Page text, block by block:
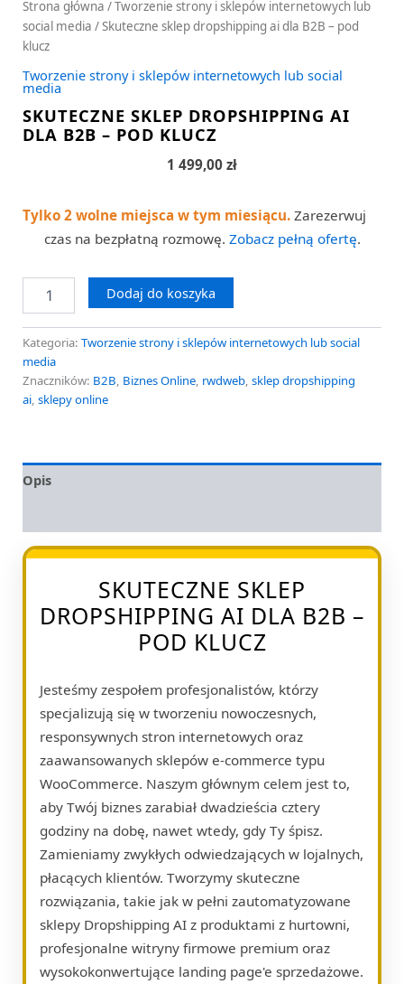
Strona główna /Tworzenie strony i sklepów internetowych lub
social media / Skuteczne sklep dropshipping ai dla B2B – pod
klucz
Tworzenie strony i sklepów internetowych lub social
media
SKUTECZNE SKLEP DROPSHIPPING AI
DLA B2B – POD KLUCZ
1 499,00 zł
Tylko 2 wolne miejsca w tym miesiącu. Zarezerwuj
czas na bezpłatną rozmowę. Zobacz pełną ofertę.
Dodaj do koszyka
Kategoria: Tworzenie strony i sklepów internetowych lub social
media
Znaczników: B2B, Biznes Online, rwdweb, sklep dropshipping
ai, sklepy online
Opis
SKUTECZNE SKLEP
DROPSHIPPING AI DLA B2B –
POD KLUCZ
Jesteśmy zespołem profesjonalistów, którzy
specjalizują się w tworzeniu nowoczesnych,
responsywnych stron internetowych oraz
zaawansowanych sklepów e-commerce typu
WooCommerce. Naszym głównym celem jest to,
aby Twój biznes zarabiał dwadzieścia cztery
godziny na dobę, nawet wtedy, gdy Ty śpisz.
Zamieniamy zwykłych odwiedzających w lojalnych,
płacących klientów. Tworzymy skuteczne
rozwiązania, takie jak w pełni zautomatyzowane
sklepy Dropshipping AI z produktami z hurtowni,
profesjonalne witryny firmowe premium oraz
wysokokonwertujące landing page'e sprzedażowe.